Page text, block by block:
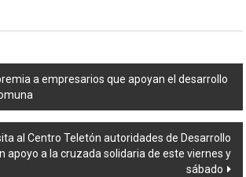
a empresarios que apoyan el desarrollo
al Centro Teletón autoridades de Desarrollo
apoyo a la cruzada solidaria de este viernes y
sábado